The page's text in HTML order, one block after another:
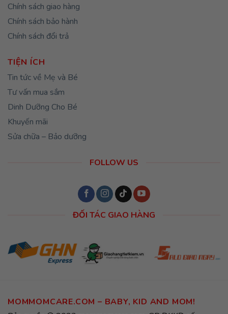
Chính sách giao hàng
Chính sách bảo hành
Chính sách đổi trả
TIỆN ÍCH
Tin tức về Mẹ và Bé
Tư vấn mua sắm
Dinh Dưỡng Cho Bé
Khuyến mãi
Sửa chữa – Bảo dưỡng
FOLLOW US
ĐỐI TÁC GIAO HÀNG
MOMMOMCARE.COM – BABY, KID AND MOM!